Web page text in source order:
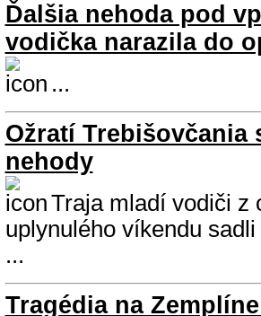
Ďalšia nehoda pod
vodička narazila do
...
Ožratí
nehody
Traja mladí vodiči z
uplynulého víkendu
...
Tragédia na